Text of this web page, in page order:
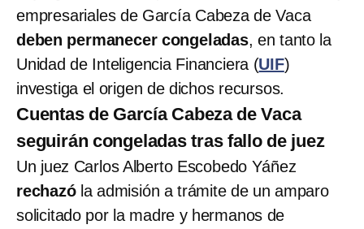
empresariales de García Cabeza de Vaca
deben permanecer congeladas, en tanto la
Unidad de Inteligencia Financiera (UIF)
investiga el origen de dichos recursos.
Cuentas de García Cabeza de Vaca
seguirán congeladas tras fallo de juez
Un juez Carlos Alberto Escobedo Yáñez
rechazóla admisión a trámite de un amparo
solicitado por la madre y hermanos de